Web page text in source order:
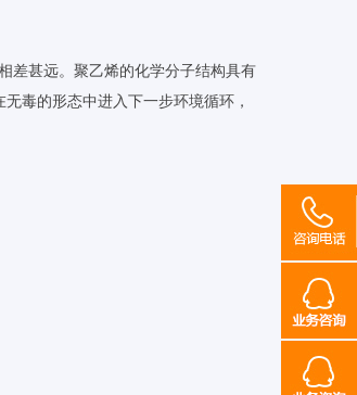
差甚远。聚乙烯的化学分子结构具有
毒的形态中进入下一步环境循环，